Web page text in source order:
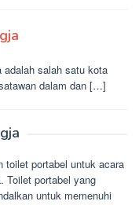
adalah salah satu kota
dalam dan […]
toilet portabel untuk acara
Toilet portabel yang
untuk memenuhi